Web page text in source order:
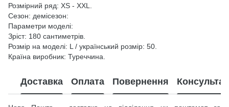
Розмірний ряд: XS - XXL.
Сезон: демісезон:
Параметри моделі:
Зріст: 180 сантиметрів.
Розмір на моделі: L / український розмір: 50.
Країна виробник: Туреччина.
Доставка Оплата Повернення